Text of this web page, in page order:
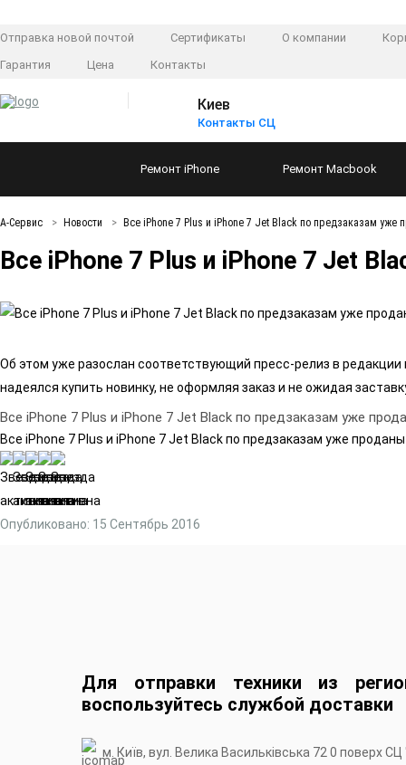
Отправка новой почтой Сертификаты О компании
Гарантия
Цена Контакты
Киев
Контакты СЦ
Ремонт iPhone Ремонт Macbook
А-Сервис Новости Все iPhone 7 Plus и iPhone 7 Jet Black по предзаказам уже
Все iPhone 7 Plus и iPhone 7 Jet
Об этом уже разослан соответствующий пресс-релиз в
надеялся купить новинку, не оформляя заказ и не ожидая
Все iPhone 7 Plus и iPhone 7 Jet Black по предзаказам уже
Все iPhone 7 Plus и iPhone 7 Jet Black по предзаказам уже проданы
Опубликовано: 15 Сентябрь 2016
Для отправки техники из
воспользуйтесь службой доставки
м. Київ, вул. Велика Васильківська 72 0 поверх